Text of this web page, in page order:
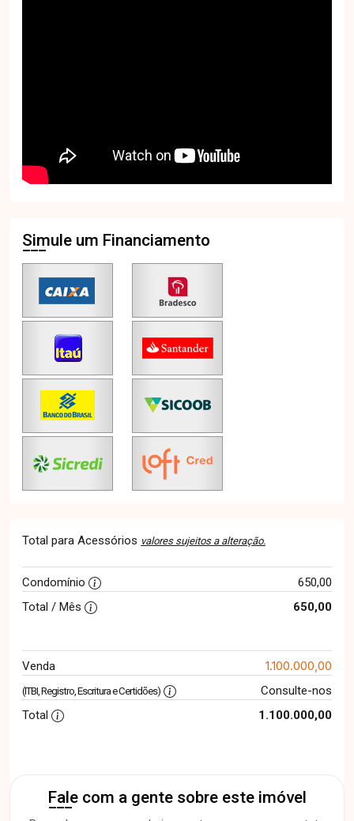
Simule um Financiamento
Total para Acessórios valores sujeitos a alteração.
Condomínio
650,00
Total / Mês
650,00
Venda 1.100.000,00
(ITBI, Registro, Escritura e Certidões)
Consulte-nos
Total
1.100.000,00
Fale com a gente sobre este imóvel